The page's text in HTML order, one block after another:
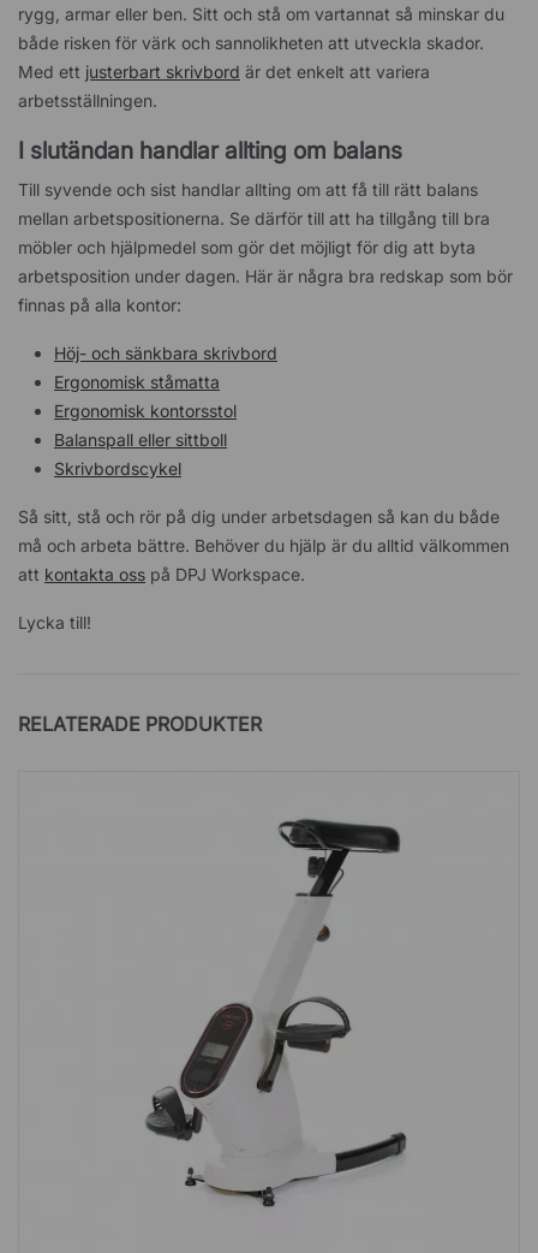
rygg, armar eller ben. Sitt och stå om vartannat så minskar du
både risken för värk och sannolikheten att utveckla skador.
Med ett justerbart skrivbord är det enkelt att variera
arbetsställningen.
I slutändan handlar allting om balans
Till syvende och sist handlar allting om att få till rätt balans
mellan arbetspositionerna. Se därför till att ha tillgång till bra
möbler och hjälpmedel som gör det möjligt för dig att byta
arbetsposition under dagen. Här är några bra redskap som bör
finnas på alla kontor:
Höj- och sänkbara skrivbord
Ergonomisk ståmatta
Ergonomisk kontorsstol
Balanspall eller sittboll
Skrivbordscykel
Så sitt, stå och rör på dig under arbetsdagen så kan du både
må och arbeta bättre. Behöver du hjälp är du alltid välkommen
att kontakta oss på DPJ Workspace.
Lycka till!
RELATERADE PRODUKTER